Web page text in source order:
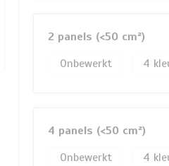
2 panels (<50 cm²)
Onbewerkt
4
4 panels (<50 cm²)
Onbewerkt
4